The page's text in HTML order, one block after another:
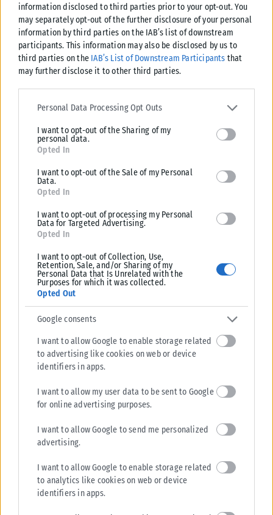
information disclosed to third parties prior to your opt-out. You
may separately opt-out of the further disclosure of your personal
information by third parties on the IAB’s list of downstream
participants. This information may also be disclosed by us to
third parties on the IAB’s List of Downstream Participants that
may further disclose it to other third parties.
Please note that this website/app uses one or more Google
services and may gather and store information including but not
deny consent to Google and its third-party tags to use your data
for below specified purposes in below Google consent section.
Personal Data Processing Opt Outs
I want to opt-out of the Sharing of my
personal data.
Opted In
I want to opt-out of the Sale of my Personal
Data.
Opted In
I want to opt-out of processing my Personal
Data for Targeted Advertising.
Opted In
I want to opt-out of Collection, Use,
Retention, Sale, and/or Sharing of my
Personal Data that Is Unrelated with the
Purposes for which it was collected.
Opted Out
Google consents
I want to allow Google to enable storage related
to advertising like cookies on web or device
identifiers in apps.
I want to allow my user data to be sent to Google
for online advertising purposes.
I want to allow Google to send me personalized
advertising.
I want to allow Google to enable storage related
to analytics like cookies on web or device
identifiers in apps.
ΑΘΛΗΤΙΚΆ
Μοκόκα: «Θέλουμε να χτίσουμε κάτι μεγάλο στον Άρη»
Τις πρώτες του δηλώσεις ως παίκτης του Άρη έκανε ο Άνταμ Μοκόκα, ο
οποίος αναφέρθηκε στη νέα διετία συνεργασίας του...
ΑΘΛΗΤΙΚΆ
Ενδιαφέρον της «Γαλατά» για τον Κωνσταντέλια
Πρόταση για τον δανεισμό του Γιάννη Κωνσταντέλια με οψιόν αγοράς
φέρεται να κατέθεσε η Γαλατάσαραϊ στον ΠΑΟΚ, σύμφωνα με